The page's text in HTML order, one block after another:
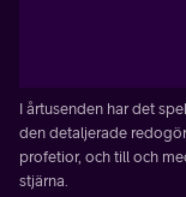
I årtusenden har det
den detaljerade
profetior, och till och
stjärna.